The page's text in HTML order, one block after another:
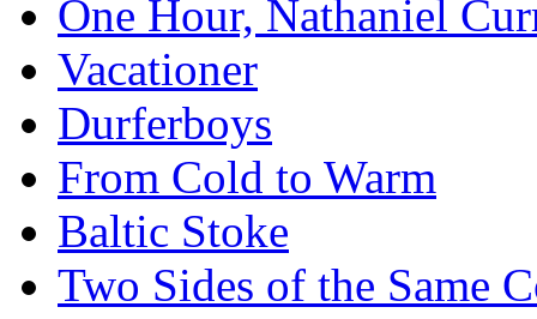
One Hour, Nathaniel
Vacationer
Durferboys
From Cold to Warm
Baltic Stoke
Two Sides of the Same